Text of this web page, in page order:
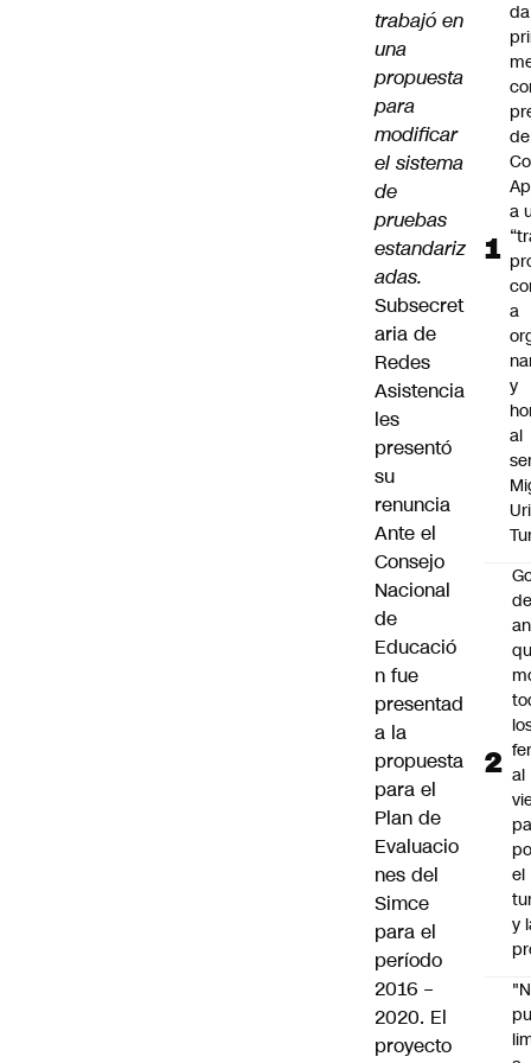
trabajó en
una
propuesta
para
modificar
el sistema
de
pruebas
estandariz
adas.
Subsecret
aria de
Redes
Asistencia
les
presentó
su
renuncia
Ante el
Consejo
Nacional
de
Educació
n fue
presentad
a la
propuesta
para el
Plan de
Evaluacio
nes del
Simce
para el
período
2016 –
2020. El
proyecto
de
a
a
y
al
al
el
y